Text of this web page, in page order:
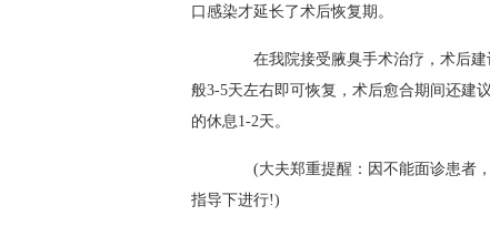
口感染才延长了术后恢复期。
在我院接受腋臭手术治疗，术后建
般3-5天左右即可恢复，术后愈合期间还建
的休息1-2天。
(大夫郑重提醒：因不能面诊患者，
指导下进行!)